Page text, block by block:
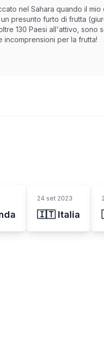
nel Sahara quando il mio
presunto furto di frutta
130 Paesi all'attivo, sono
incomprensioni per la frutta!
24 set 2023
🇮🇹 Italia